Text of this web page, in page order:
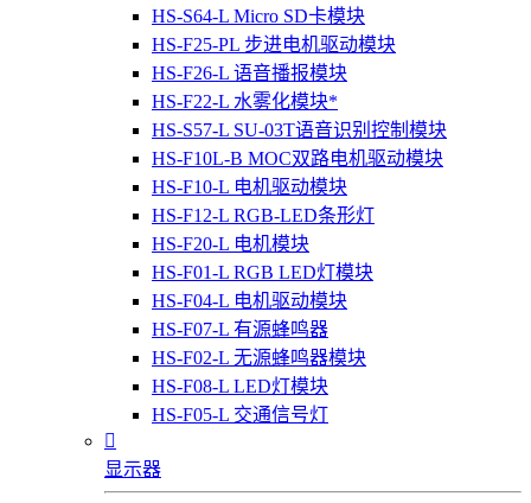
HS-S64-L Micro SD卡模块
HS-F25-PL 步进电机驱动模块
HS-F26-L 语音播报模块
HS-F22-L 水雾化模块*
HS-S57-L SU-03T语音识别控制模块
HS-F10L-B MOC双路电机驱动模块
HS-F10-L 电机驱动模块
HS-F12-L RGB-LED条形灯
HS-F20-L 电机模块
HS-F01-L RGB LED灯模块
HS-F04-L 电机驱动模块
HS-F07-L 有源蜂鸣器
HS-F02-L 无源蜂鸣器模块
HS-F08-L LED灯模块
HS-F05-L 交通信号灯

显示器